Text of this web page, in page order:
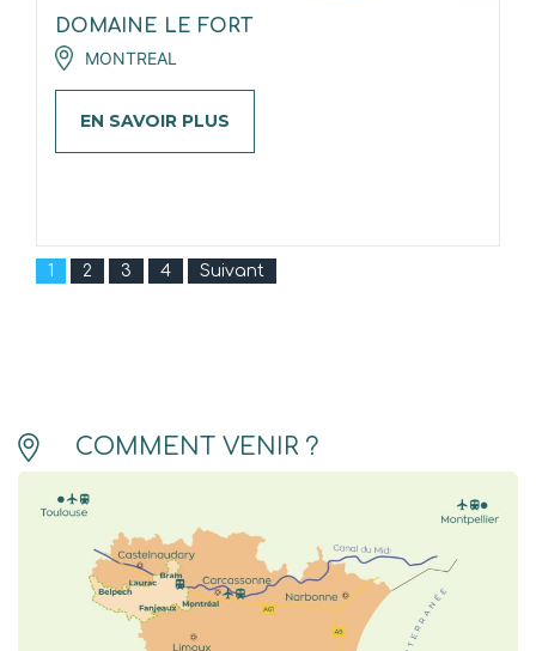
DOMAINE LE FORT
MONTREAL
EN SAVOIR PLUS
1 2 3 4 Suivant
COMMENT VENIR ?